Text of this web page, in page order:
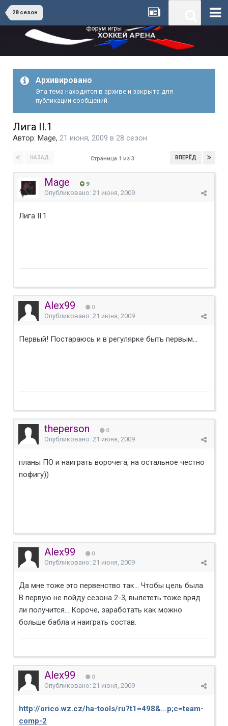
28 сезон
Архивировано
Эта тема находится в архиве и закрыта для
публикации сообщений.
Лига II.1
Автор: Mage, 21 июня, 2009 в 28 сезон
НАЗАД ВПЕРЁД
Страница 1 из 3
Mage 9
Опубликовано: 21 июня, 2009
Лига II.1
Alex99 0
Опубликовано: 21 июня, 2009
Первый! Постараюсь и в регулярке быть первым...
theperson 0
Опубликовано: 21 июня, 2009
планы ПО и наиграть ворочега, на остальное честно
пофигу))
Alex99 0
Опубликовано: 21 июня, 2009
Да мне тоже это первенство так... Чтобы цель была.
В первую не пойду сезона 2-3, вылететь тоже вряд
ли получится... Короче, заработать как можно
больше бабла и наиграть состав.
Alex99 0
Опубликовано: 21 июня, 2009
http://orico.wz.cz/ha-tools/ru?t1=498&...p;c=team-
comp-2